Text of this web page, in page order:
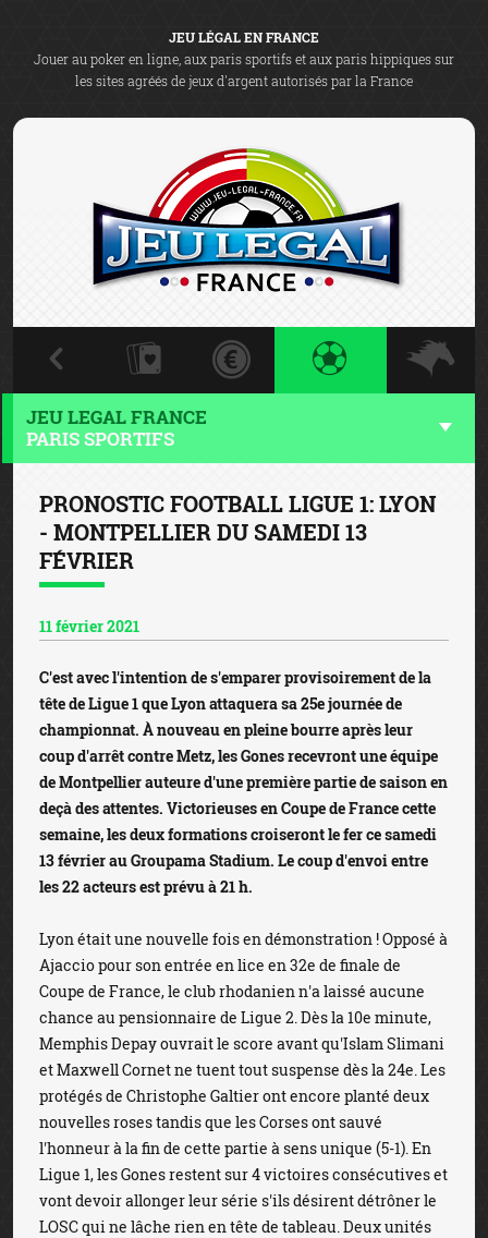
JEU LÉGAL EN FRANCE
Jouer au poker en ligne, aux paris sportifs et aux paris hippiques sur
les sites agréés de jeux d'argent autorisés par la France
JEU LEGAL FRANCE
PARIS SPORTIFS
PRONOSTIC FOOTBALL LIGUE 1: LYON
- MONTPELLIER DU SAMEDI 13
FÉVRIER
11 février 2021
C'est avec l'intention de s'emparer provisoirement de la
tête de Ligue 1 que Lyon attaquera sa 25e journée de
championnat. À nouveau en pleine bourre après leur
coup d'arrêt contre Metz, les Gones recevront une équipe
de Montpellier auteure d'une première partie de saison en
deçà des attentes. Victorieuses en Coupe de France cette
semaine, les deux formations croiseront le fer ce samedi
13 février au Groupama Stadium. Le coup d'envoi entre
les 22 acteurs est prévu à 21 h.
Lyon était une nouvelle fois en démonstration ! Opposé à
Ajaccio pour son entrée en lice en 32e de finale de
Coupe de France, le club rhodanien n'a laissé aucune
chance au pensionnaire de Ligue 2. Dès la 10e minute,
Memphis Depay ouvrait le score avant qu'Islam Slimani
et Maxwell Cornet ne tuent tout suspense dès la 24e. Les
protégés de Christophe Galtier ont encore planté deux
nouvelles roses tandis que les Corses ont sauvé
l'honneur à la fin de cette partie à sens unique (5-1). En
Ligue 1, les Gones restent sur 4 victoires consécutives et
vont devoir allonger leur série s'ils désirent détrôner le
LOSC qui ne lâche rien en tête de tableau. Deux unités